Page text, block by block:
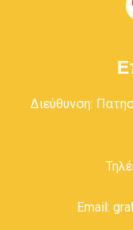
Διεύθυνση:
Email: